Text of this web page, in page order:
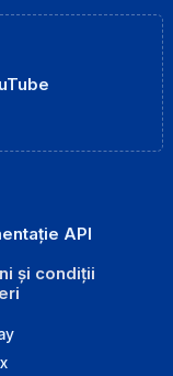
API
și condiții